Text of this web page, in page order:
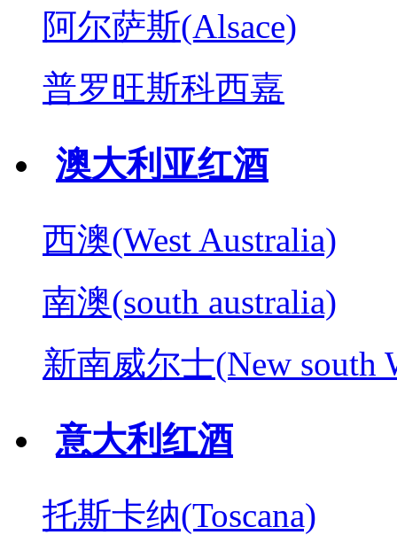
阿尔萨斯(Alsace)
普罗旺斯科西嘉
澳大利亚红酒
西澳(West Australia)
南澳(south australia)
新南威尔士(New south
意大利红酒
托斯卡纳(Toscana)